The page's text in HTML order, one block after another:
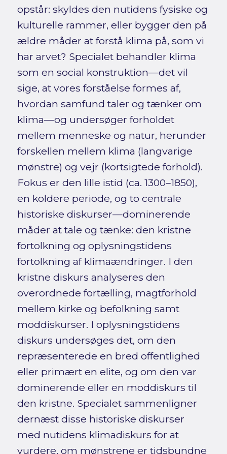
opstår: skyldes den nutidens fysiske og
kulturelle rammer, eller bygger den på
ældre måder at forstå klima på, som vi
har arvet? Specialet behandler klima
som en social konstruktion—det vil
sige, at vores forståelse formes af,
hvordan samfund taler og tænker om
klima—og undersøger forholdet
mellem menneske og natur, herunder
forskellen mellem klima (langvarige
mønstre) og vejr (kortsigtede forhold).
Fokus er den lille istid (ca. 1300–1850),
en koldere periode, og to centrale
historiske diskurser—dominerende
måder at tale og tænke: den kristne
fortolkning og oplysningstidens
fortolkning af klimaændringer. I den
kristne diskurs analyseres den
overordnede fortælling, magtforhold
mellem kirke og befolkning samt
moddiskurser. I oplysningstidens
diskurs undersøges det, om den
repræsenterede en bred offentlighed
eller primært en elite, og om den var
dominerende eller en moddiskurs til
den kristne. Specialet sammenligner
dernæst disse historiske diskurser
med nutidens klimadiskurs for at
vurdere, om mønstrene er tidsbundne